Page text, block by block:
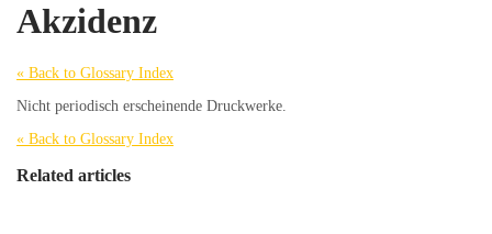
Akzidenz
« Back to Glossary Index
Nicht periodisch erscheinende Druckwerke.
« Back to Glossary Index
Related articles